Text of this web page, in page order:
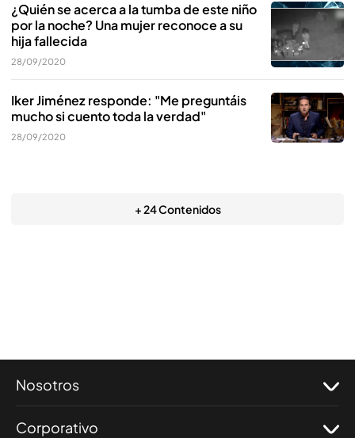
¿Quién se acerca a la tumba de este niño
por la noche? Una mujer reconoce a su
hija fallecida
28/09/2020
Iker Jiménez responde: "Me preguntáis
mucho si cuento toda la verdad"
28/09/2020
+ 24 Contenidos
Nosotros
Corporativo